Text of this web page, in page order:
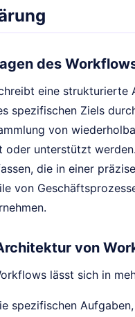
des
eine
spezifischen Ziels
von
oder unterstützt
die in einer
von
von
lässt sich in
spezifischen